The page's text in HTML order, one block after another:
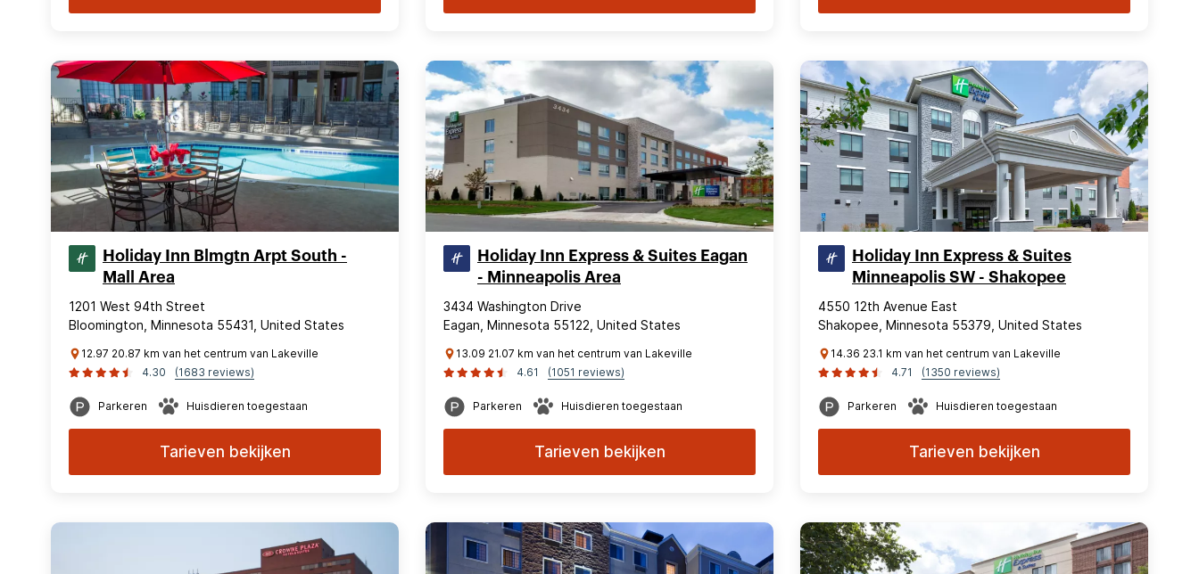
Holiday Inn Blmgtn Arpt South -
Mall Area
1201 West 94th Street
Bloomington, Minnesota 55431, United States
12.97 20.87 km van het centrum van Lakeville
4.30
(1683 reviews)
Parkeren Huisdieren toegestaan
Tarieven bekijken
Holiday Inn Express & Suites Eagan
- Minneapolis Area
3434 Washington Drive
Eagan, Minnesota 55122, United States
13.09 21.07 km van het centrum van Lakeville
4.61
(1051 reviews)
Parkeren Huisdieren toegestaan
Tarieven bekijken
Holiday Inn Express & Suites
Minneapolis SW - Shakopee
4550 12th Avenue East
Shakopee, Minnesota 55379, United States
14.36 23.1 km van het centrum van Lakeville
4.71
(1350 reviews)
Parkeren Huisdieren toegestaan
Tarieven bekijken